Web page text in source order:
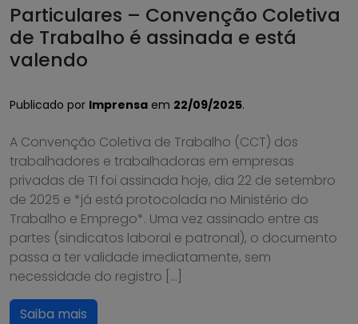
Particulares – Convenção Coletiva
de Trabalho é assinada e está
valendo
Publicado por Imprensa em 22/09/2025.
A Convenção Coletiva de Trabalho (CCT) dos
trabalhadores e trabalhadoras em empresas
privadas de TI foi assinada hoje, dia 22 de setembro
de 2025 e *já está protocolada no Ministério do
Trabalho e Emprego*. Uma vez assinado entre as
partes (sindicatos laboral e patronal), o documento
passa a ter validade imediatamente, sem
necessidade do registro […]
Saiba mais